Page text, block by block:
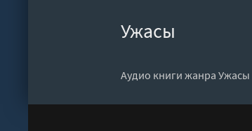
Ужасы
Аудио книги жанра Ужасы